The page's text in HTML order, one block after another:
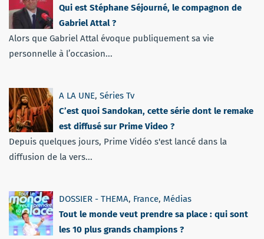
Qui est Stéphane Séjourné, le compagnon de
Gabriel Attal ?
Alors que Gabriel Attal évoque publiquement sa vie
personnelle à l’occasion...
A LA UNE, Séries Tv
C’est quoi Sandokan, cette série dont le remake
est diffusé sur Prime Video ?
Depuis quelques jours, Prime Vidéo s'est lancé dans la
diffusion de la vers...
DOSSIER - THEMA, France, Médias
Tout le monde veut prendre sa place : qui sont
les 10 plus grands champions ?